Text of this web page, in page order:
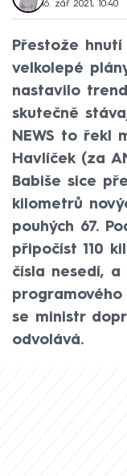
16. zář 2021, 10:40
Přestože
velkolepé
nastavilo
skutečně
NEWS to řekl
Havlíček (za
Babiše sice
kilometrů
pouhých 67.
připočíst 110
čísla nesedí,
se ministr
odvolává.